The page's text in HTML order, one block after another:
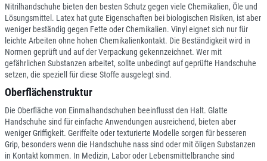
Nitrilhandschuhe bieten den besten Schutz gegen viele Chemikalien, Öle und
Lösungsmittel. Latex hat gute Eigenschaften bei biologischen Risiken, ist aber
weniger beständig gegen Fette oder Chemikalien. Vinyl eignet sich nur für
leichte Arbeiten ohne hohen Chemikalienkontakt. Die Beständigkeit wird in
Normen geprüft und auf der Verpackung gekennzeichnet. Wer mit
gefährlichen Substanzen arbeitet, sollte unbedingt auf geprüfte Handschuhe
setzen, die speziell für diese Stoffe ausgelegt sind.
Oberflächenstruktur
Die Oberfläche von Einmalhandschuhen beeinflusst den Halt. Glatte
Handschuhe sind für einfache Anwendungen ausreichend, bieten aber
weniger Griffigkeit. Geriffelte oder texturierte Modelle sorgen für besseren
Grip, besonders wenn die Handschuhe nass sind oder mit öligen Substanzen
in Kontakt kommen. In Medizin, Labor oder Lebensmittelbranche sind